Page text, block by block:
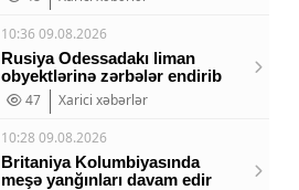
10:36 09.08.2026
Rusiya Odessadakı liman
obyektlərinə zərbələr endirib
47
Xarici xəbərlər
10:28 09.08.2026
Britaniya Kolumbiyasında
meşə yanğınları davam edir